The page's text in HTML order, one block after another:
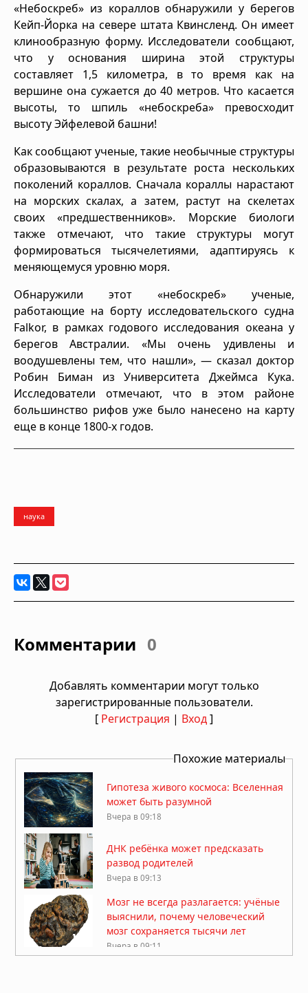
«Небоскреб» из кораллов обнаружили у берегов
Кейп-Йорка на севере штата Квинсленд. Он имеет
клинообразную форму. Исследователи сообщают,
что у основания ширина этой структуры
составляет 1,5 километра, в то время как на
вершине она сужается до 40 метров. Что касается
высоты, то шпиль «небоскреба» превосходит
высоту Эйфелевой башни!
Как сообщают ученые, такие необычные структуры
образовываются в результате роста нескольких
поколений кораллов. Сначала кораллы нарастают
на морских скалах, а затем, растут на скелетах
своих «предшественников». Морские биологи
также отмечают, что такие структуры могут
формироваться тысячелетиями, адаптируясь к
меняющемуся уровню моря.
Обнаружили этот «небоскреб» ученые,
работающие на борту исследовательского судна
Falkor, в рамках годового исследования океана у
берегов Австралии. «Мы очень удивлены и
воодушевлены тем, что нашли», — сказал доктор
Робин Биман из Университета Джеймса Кука.
Исследователи отмечают, что в этом районе
большинство рифов уже было нанесено на карту
еще в конце 1800-х годов.
наука
Комментарии 0
Добавлять комментарии могут только
зарегистрированные пользователи.
[ Регистрация | Вход]
Похожие материалы
Гипотеза живого космоса: Вселенная
может быть разумной
Вчера в 09:18
ДНК ребёнка может предсказать
развод родителей
Вчера в 09:13
Мозг не всегда разлагается: учёные
выяснили, почему человеческий
мозг сохраняется тысячи лет
Вчера в 09:11